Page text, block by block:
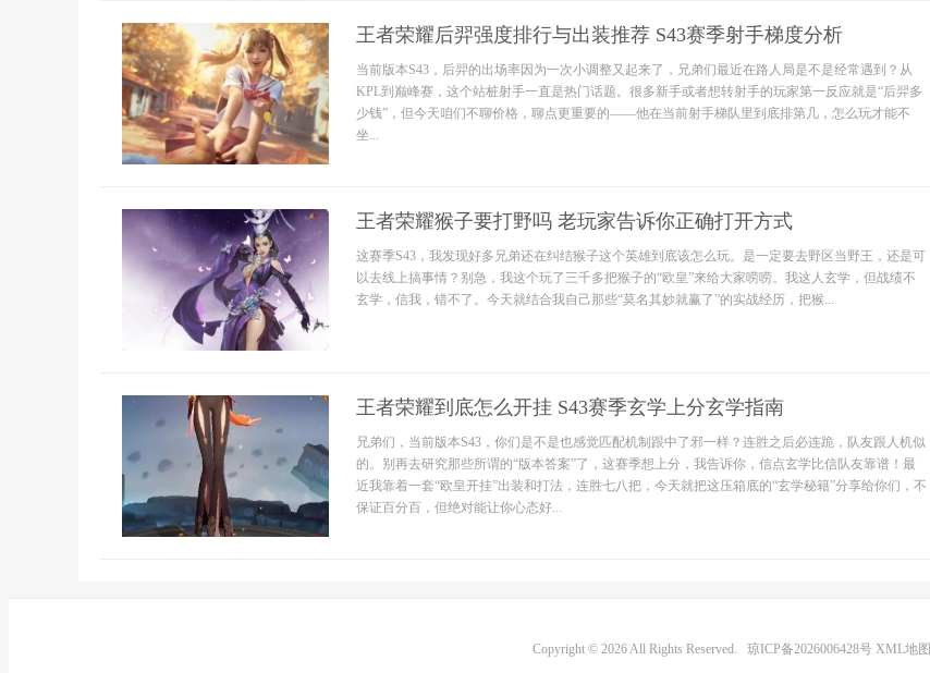
王者荣耀后羿强度排行与出装推荐 S43赛季射手梯度分析
当前版本S43，后羿的出场率因为一次小调整又起来了，兄弟们最近在路人局是不是经常遇到？从
KPL到巅峰赛，这个站桩射手一直是热门话题。很多新手或者想转射手的玩家第一反应就是“后羿多
少钱”，但今天咱们不聊价格，聊点更重要的——他在当前射手梯队里到底排第几，怎么玩才能不
坐...
王者荣耀猴子要打野吗 老玩家告诉你正确打开方式
这赛季S43，我发现好多兄弟还在纠结猴子这个英雄到底该怎么玩。是一定要去野区当野王，还是可
以去线上搞事情？别急，我这个玩了三千多把猴子的“欧皇”来给大家唠唠。我这人玄学，但战绩不
玄学，信我，错不了。今天就结合我自己那些“莫名其妙就赢了”的实战经历，把猴...
王者荣耀到底怎么开挂 S43赛季玄学上分玄学指南
兄弟们，当前版本S43，你们是不是也感觉匹配机制跟中了邪一样？连胜之后必连跪，队友跟人机似
的。别再去研究那些所谓的“版本答案”了，这赛季想上分，我告诉你，信点玄学比信队友靠谱！最
近我靠着一套“欧皇开挂”出装和打法，连胜七八把，今天就把这压箱底的“玄学秘籍”分享给你们，不
保证百分百，但绝对能让你心态好...
Copyright © 2026 All Rights Reserved. 琼ICP备2026006428号 XML地图